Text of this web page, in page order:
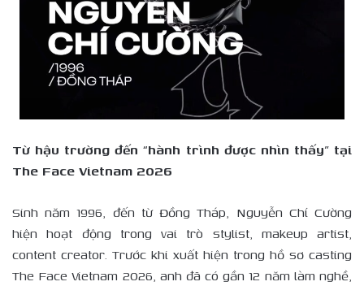
Từ hậu trường đến “hành trình được nhìn thấy” tại
The Face Vietnam 2026
Sinh năm 1996, đến từ Đồng Tháp, Nguyễn Chí Cường
hiện hoạt động trong vai trò stylist, makeup artist,
content creator. Trước khi xuất hiện trong hồ sơ casting
The Face Vietnam 2026, anh đã có gần 12 năm làm nghề,